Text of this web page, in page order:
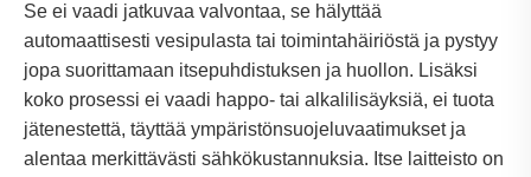
Se ei vaadi jatkuvaa valvontaa, se hälyttää
automaattisesti vesipulasta tai toimintahäiriöstä ja pystyy
jopa suorittamaan itsepuhdistuksen ja huollon. Lisäksi
koko prosessi ei vaadi happo- tai alkalilisäyksiä, ei tuota
jätenestettä, täyttää ympäristönsuojeluvaatimukset ja
alentaa merkittävästi sähkökustannuksia. Itse laitteisto on